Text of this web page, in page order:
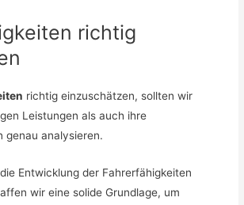
richtig
richtig einzuschätzen, sollten wir
Leistungen als auch ihre
genau analysieren.
Entwicklung der Fahrerfähigkeiten
wir eine solide Grundlage, um